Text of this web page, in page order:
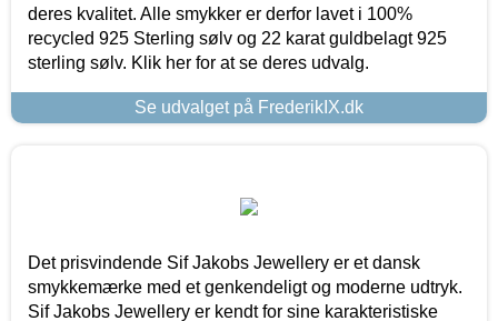
deres kvalitet. Alle smykker er derfor lavet i 100%
recycled 925 Sterling sølv og 22 karat guldbelagt 925
sterling sølv. Klik her for at se deres udvalg.
Se udvalget på FrederikIX.dk
Det prisvindende Sif Jakobs Jewellery er et dansk
smykkemærke med et genkendeligt og moderne udtryk.
Sif Jakobs Jewellery er kendt for sine karakteristiske